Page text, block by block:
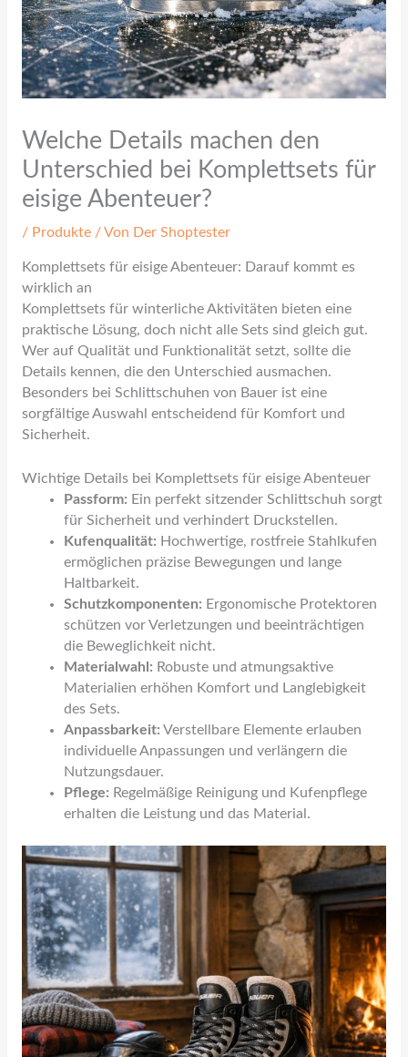
Welche Details machen den
Unterschied bei Komplettsets für
eisige Abenteuer?
/ Produkte/ Von Der Shoptester
Komplettsets für eisige Abenteuer: Darauf kommt es
wirklich an
Komplettsets für winterliche Aktivitäten bieten eine
praktische Lösung, doch nicht alle Sets sind gleich gut.
Wer auf Qualität und Funktionalität setzt, sollte die
Details kennen, die den Unterschied ausmachen.
Besonders bei Schlittschuhen von Bauer ist eine
sorgfältige Auswahl entscheidend für Komfort und
Sicherheit.
Wichtige Details bei Komplettsets für eisige Abenteuer
Passform: Ein perfekt sitzender Schlittschuh sorgt
für Sicherheit und verhindert Druckstellen.
Kufenqualität: Hochwertige, rostfreie Stahlkufen
ermöglichen präzise Bewegungen und lange
Haltbarkeit.
Schutzkomponenten: Ergonomische Protektoren
schützen vor Verletzungen und beeinträchtigen
die Beweglichkeit nicht.
Materialwahl: Robuste und atmungsaktive
Materialien erhöhen Komfort und Langlebigkeit
des Sets.
Anpassbarkeit: Verstellbare Elemente erlauben
individuelle Anpassungen und verlängern die
Nutzungsdauer.
Pflege: Regelmäßige Reinigung und Kufenpflege
erhalten die Leistung und das Material.